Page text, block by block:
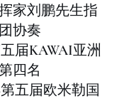
家刘鹏先生指
协奏
届KAWAI亚洲
四名
五届欧米勒国